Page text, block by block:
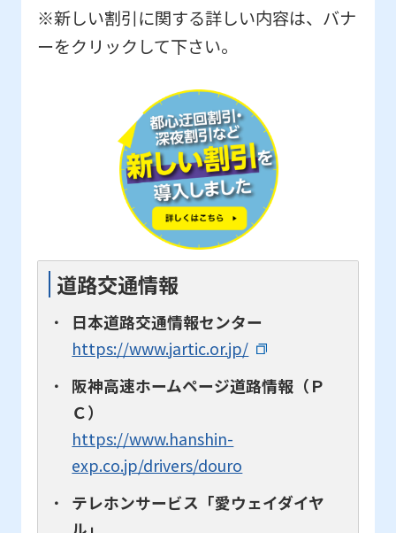
※新しい割引に関する詳しい内容は、バナ
ーをクリックして下さい。
道路交通情報
日本道路交通情報センター
https://www.jartic.or.jp/
阪神高速ホームページ道路情報（Ｐ
Ｃ）
https://www.hanshin-
exp.co.jp/drivers/douro
テレホンサービス「愛ウェイダイヤ
ル」